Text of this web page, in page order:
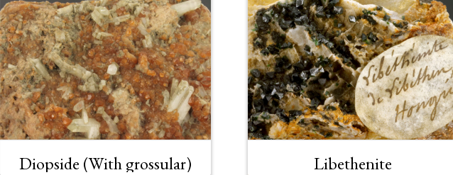
Diopside (With grossular) Libethenite